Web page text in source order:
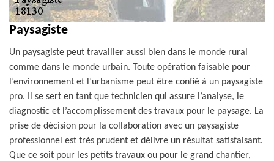
Paysagiste
Un paysagiste peut travailler aussi bien dans le monde rural
comme dans le monde urbain. Toute opération faisable pour
l’environnement et l’urbanisme peut être confié à un paysagiste
pro. Il se sert en tant que technicien qui assure l’analyse, le
diagnostic et l’accomplissement des travaux pour le paysage. La
prise de décision pour la collaboration avec un paysagiste
professionnel est très prudent et délivre un résultat satisfaisant.
Que ce soit pour les petits travaux ou pour le grand chantier,